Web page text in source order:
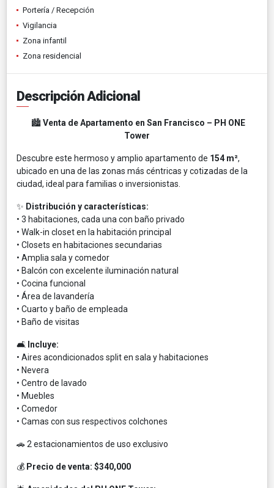
Portería / Recepción
Vigilancia
Zona infantil
Zona residencial
Descripción Adicional
🏙️ Venta de Apartamento en San Francisco – PH ONE
Tower
Descubre este hermoso y amplio apartamento de 154 m²,
ubicado en una de las zonas más céntricas y cotizadas de la
ciudad, ideal para familias o inversionistas.
✨ Distribución y características:
• 3 habitaciones, cada una con baño privado
• Walk-in closet en la habitación principal
• Closets en habitaciones secundarias
• Amplia sala y comedor
• Balcón con excelente iluminación natural
• Cocina funcional
• Área de lavandería
• Cuarto y baño de empleada
• Baño de visitas
🛋️ Incluye:
• Aires acondicionados split en sala y habitaciones
• Nevera
• Centro de lavado
• Muebles
• Comedor
• Camas con sus respectivos colchones
🚗 2 estacionamientos de uso exclusivo
💰 Precio de venta: $340,000